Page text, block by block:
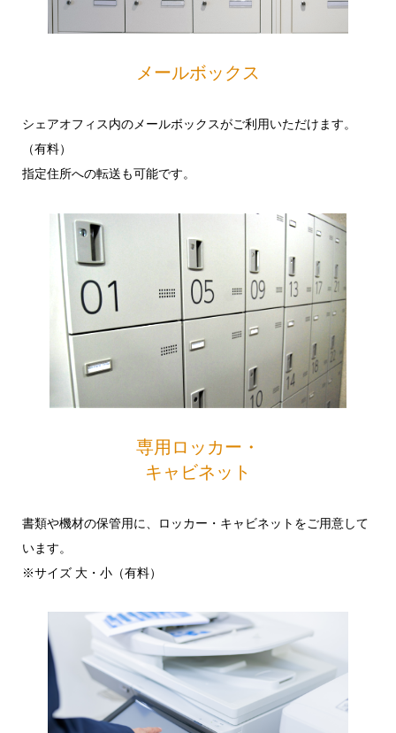
メールボックス
シェアオフィス内のメールボックスがご利用いただけます。
（有料）
指定住所への転送も可能です。
専用ロッカー・
キャビネット
書類や機材の保管用に、ロッカー・キャビネットをご用意して
います。
※サイズ 大・小（有料）